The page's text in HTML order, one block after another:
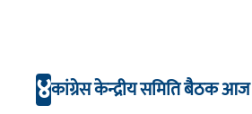
४कांग्रेस केन्द्रीय समिति बैठक